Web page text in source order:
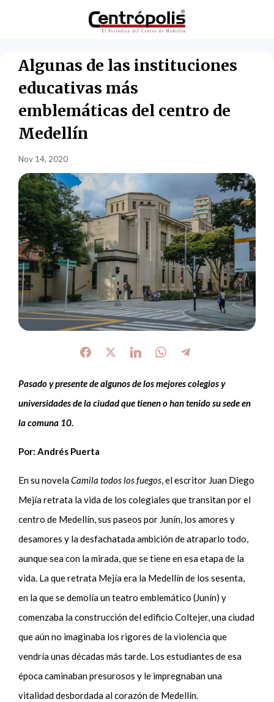
Algunas de las instituciones
educativas más
emblemáticas del centro de
Medellín
Nov 14, 2020
Pasado y presente de algunos de los mejores colegios y
universidades de la ciudad que tienen o han tenido su sede en
la comuna 10.
Por: Andrés Puerta
En su novelaCamila todos los fuegos, el escritor Juan Diego
Mejía retrata la vida de los colegiales que transitan por el
centro de Medellín, sus paseos por Junín, los amores y
desamores y la desfachatada ambición de atraparlo todo,
aunque sea con la mirada, que se tiene en esa etapa de la
vida. La que retrata Mejía era la Medellín de los sesenta,
en la que se demolía un teatro emblemático (Junín) y
comenzaba la construcción del edificio Coltejer, una ciudad
que aún no imaginaba los rigores de la violencia que
vendría unas décadas más tarde. Los estudiantes de esa
época caminaban presurosos y le impregnaban una
vitalidad desbordada al corazón de Medellín.